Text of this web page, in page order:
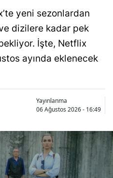
yeni sezonlardan
dizilere kadar pek
İşte, Netflix
ayında eklenecek
Yayınlanma
06 Ağustos 2026 - 16:49